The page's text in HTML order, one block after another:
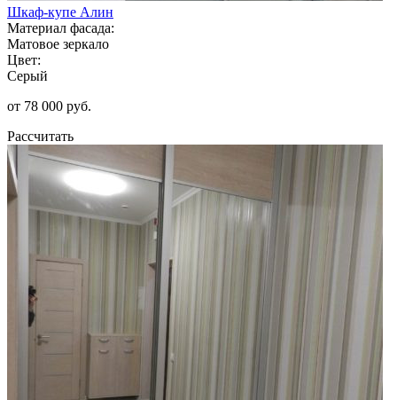
Шкаф-купе Алин
Материал фасада:
Матовое зеркало
Цвет:
Серый
от 78 000 руб.
Рассчитать